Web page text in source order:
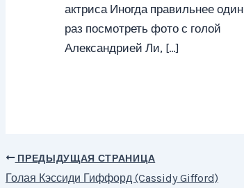
актриса Иногда правильнее один
раз посмотреть фото с голой
Александрией Ли, […]
Навигация
по
ПРЕДЫДУЩАЯ СТРАНИЦА
Голая Кэссиди Гиффорд (Cassidy Gifford)